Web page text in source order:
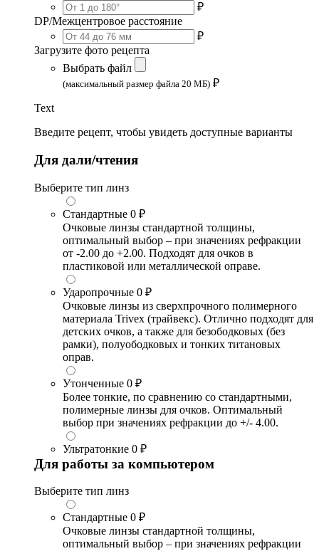
₽
DP/Межцентровое расстояние
₽
Загрузите фото рецепта
Выбрать файл
(максимальный размер файла 20 МБ) ₽
Text
Введите рецепт, чтобы увидеть доступные варианты
Для дали/чтения
Выберите тип линз
Стандартные 0 ₽
Очковые линзы стандартной толщины,
оптимальный выбор – при значениях рефракции
от -2.00 до +2.00. Подходят для очков в
пластиковой или металлической оправе.
Ударопрочные 0 ₽
Очковые линзы из сверхпрочного полимерного
материала Trivex (трайвекс). Отлично подходят для
детских очков, а также для безободковых (без
рамки), полуободковых и тонких титановых
оправ.
Утонченные 0 ₽
Более тонкие, по сравнению со стандартными,
полимерные линзы для очков. Оптимальный
выбор при значениях рефракции до +/- 4.00.
Ультратонкие 0 ₽
Для работы за компьютером
Выберите тип линз
Стандартные 0 ₽
Очковые линзы стандартной толщины,
оптимальный выбор – при значениях рефракции